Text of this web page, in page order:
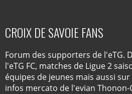
CROIX DE SAVOIE FANS
Forum des supporters de l'eTG.
l'eTG FC, matches de Ligue 2
équipes de jeunes mais aussi
infos mercato de l'evian Thonon-